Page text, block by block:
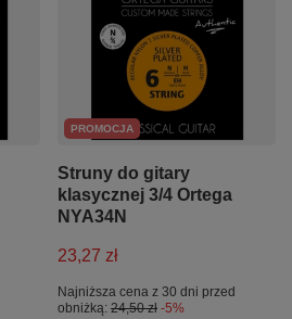
PROMOCJA
Struny do gitary
klasycznej 3/4 Ortega
NYA34N
23,27 zł
Najniższa cena z 30 dni przed
obniżką: 24,50 zł -5%